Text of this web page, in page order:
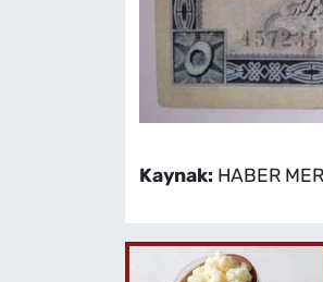
Kaynak: HABER